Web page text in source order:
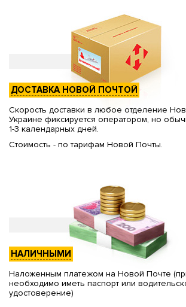
ДОСТАВКА НОВОЙ ПОЧТОЙ
Скорость доставки в любое отделение
Украине фиксируется оператором, но
1-3 календарных дней.
Стоимость - по тарифам Новой Почты.
НАЛИЧНЫМИ
Наложенным платежом на Новой Почте
необходимо иметь паспорт или
удостоверение)